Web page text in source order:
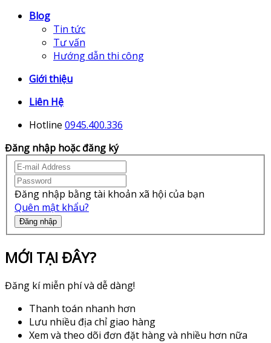
Blog
Tin tức
Tư vấn
Hướng dẫn thi công
Giới thiệu
Liên Hệ
Hotline 0945.400.336
Đăng nhập hoặc đăng ký
Đăng nhập bằng tài khoản xã hội của bạn
Quên mật khẩu?
Đăng nhập
MỚI TẠI ĐÂY?
Đăng kí miễn phí và dễ dàng!
Thanh toán nhanh hơn
Lưu nhiều địa chỉ giao hàng
Xem và theo dõi đơn đặt hàng và nhiều hơn nữa